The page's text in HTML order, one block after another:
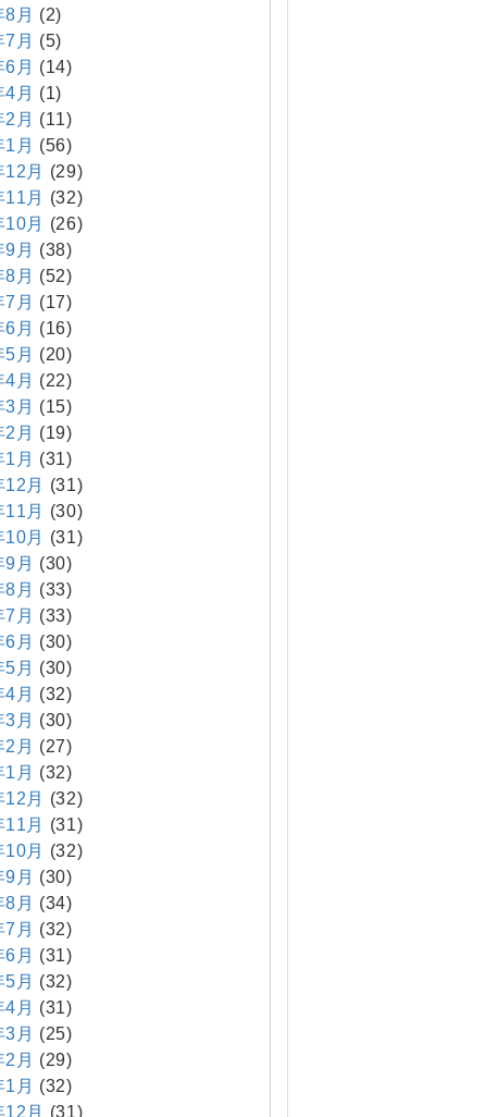
月 (2)
月 (5)
月 (14)
月 (1)
月 (11)
月 (56)
月
(29)
月
(32)
月
(26)
月 (38)
月 (52)
月 (17)
月 (16)
月 (20)
月 (22)
月 (15)
月 (19)
月 (31)
月
(31)
月
(30)
月
(31)
月 (30)
月 (33)
月 (33)
月 (30)
月 (30)
月 (32)
月 (30)
月 (27)
月 (32)
月
(32)
月
(31)
月
(32)
月 (30)
月 (34)
月 (32)
月 (31)
月 (32)
月 (31)
月 (25)
月 (29)
月 (32)
月
(31)